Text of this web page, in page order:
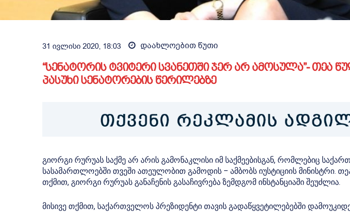
31 ივლისი 2020, 18:03 დაახლოებით წუთი
“სენატორის ტვიტერი სვანეთში ჯერ არ ამოსულა”- თეა
პასუხი სენატორების წერილებზე
გიორგი რურუას საქმე არ არის გამონაკლისი იმ საქმეებისგან, რომლებიც
სასამართლოებში თვეში ათეულობით გამოდის – ამბობს იუსტიციის მინისტრი.
თქმით, გიორგი რურუას განაჩენის გასაჩივრება ზემდგომ ინსტანციაში შეუძლია.
მისივე თქმით, საქართველოს პრეზიდენტი თავის გადაწყვეტილებებში